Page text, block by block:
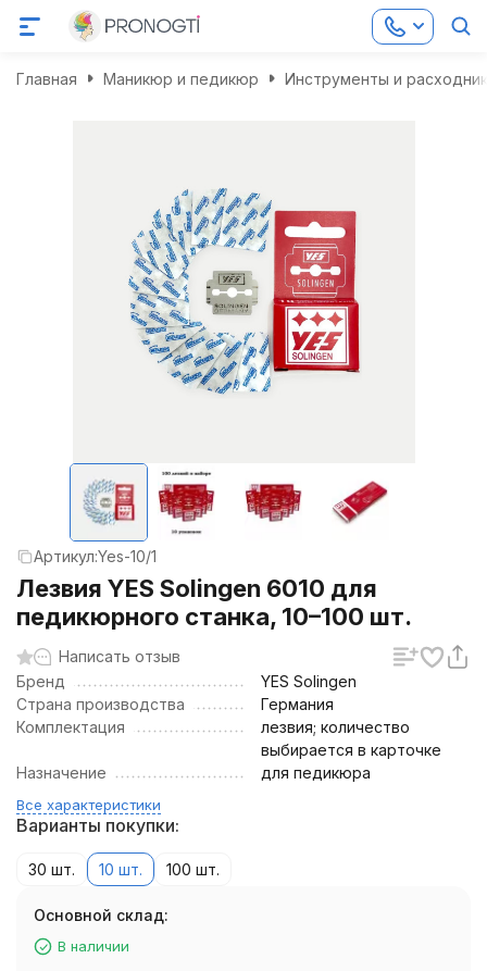
Главная Маникюр и педикюр Инструменты и
Артикул:Yes-10/1
Лезвия YES Solingen 6010 для
педикюрного станка, 10–100 шт.
Написать отзыв
Бренд
YES Solingen
Страна производства
Германия
Комплектация
лезвия; количество
выбирается в карточке
Назначение
для педикюра
Все характеристики
Варианты покупки:
30 шт. 10 шт. 100 шт.
Основной склад:
В наличии